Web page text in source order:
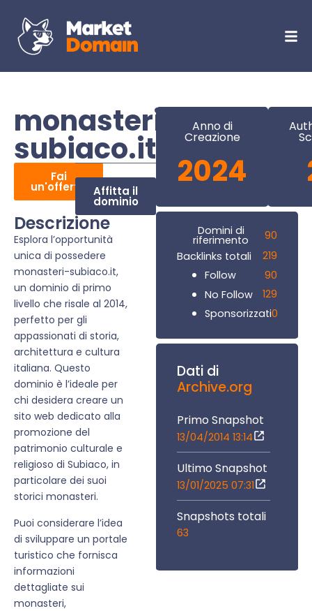
monasteri-
subiaco.it
Fai
un'offerta Affitta il
dominio
Descrizione
Esplora l’opportunità
unica di possedere
monasteri-subiaco.it,
un dominio di primo
livello che risale al 2014,
perfetto per gli
appassionati di storia,
architettura e cultura
italiana. Questo
dominio è l’ideale per
chi desidera creare un
sito web dedicato alla
promozione del
patrimonio culturale e
religioso di Subiaco, in
particolare dei suoi
storici monasteri.
Puoi considerare l’idea
di sviluppare un portale
turistico che fornisca
informazioni
dettagliate sui
monasteri,
Anno di
Creazione
2024
Domini di
riferimento
90
Backlinks totali
219
Follow
90
No Follow
129
Sponsorizzati0
Dati di
Archive.org
Primo Snapshot
13/04/2014 13:14
Ultimo Snapshot
13/01/2025 07:31
Snapshots totali
63